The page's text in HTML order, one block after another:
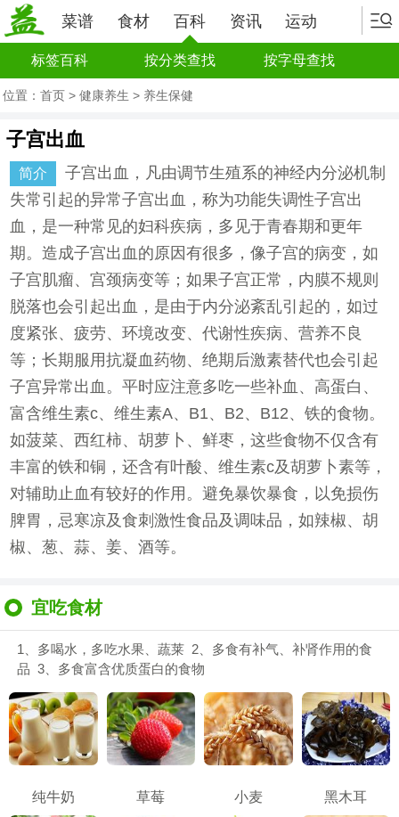
菜谱 食材 百科 资讯 运动
标签百科 按分类查找 按字母查找
位置： 首页 > 健康养生 > 养生保健
子宫出血
简介
子宫出血，凡由调节生殖系的神经内分泌机制
失常引起的异常子宫出血，称为功能失调性子宫出
血，是一种常见的妇科疾病，多见于青春期和更年
期。造成子宫出血的原因有很多，像子宫的病变，如
子宫肌瘤、宫颈病变等；如果子宫正常，内膜不规则
脱落也会引起出血，是由于内分泌紊乱引起的，如过
度紧张、疲劳、环境改变、代谢性疾病、营养不良
等；长期服用抗凝血药物、绝期后激素替代也会引起
子宫异常出血。平时应注意多吃一些补血、高蛋白、
富含维生素c、维生素A、B1、B2、B12、铁的食物。
如菠菜、西红柿、胡萝卜、鲜枣，这些食物不仅含有
丰富的铁和铜，还含有叶酸、维生素c及胡萝卜素等，
对辅助止血有较好的作用。避免暴饮暴食，以免损伤
脾胃，忌寒凉及食刺激性食品及调味品，如辣椒、胡
椒、葱、蒜、姜、酒等。
宜吃食材
1、多喝水，多吃水果、蔬莱 2、多食有补气、补肾作用的食
品 3、多食富含优质蛋白的食物
纯牛奶 草莓 小麦 黑木耳